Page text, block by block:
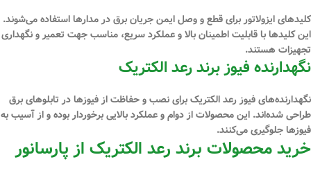
کلیدهای ایزولاتور برای قطع و وصل ایمن جریان برق در مدارها استفاده می‌شوند.
این کلیدها با قابلیت اطمینان بالا و عملکرد سریع، مناسب جهت تعمیر و نگهداری
تجهیزات هستند.
نگهدارنده فیوز برند رعد الکتریک
نگهدارنده‌های فیوز رعد الکتریک برای نصب و حفاظت از فیوزها در تابلوهای برق
طراحی شده‌اند. این محصولات از دوام و عملکرد بالایی برخوردار بوده و از آسیب به
فیوزها جلوگیری می‌کنند.
خرید محصولات برند رعد الکتریک از پارسانور